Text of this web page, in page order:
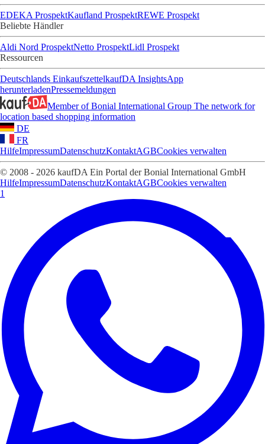
EDEKA ProspektKaufland ProspektREWE Prospekt
Beliebte Händler
Aldi Nord ProspektNetto ProspektLidl Prospekt
Ressourcen
Deutschlands EinkaufszettelkaufDA InsightsApp
herunterladenPressemeldungen
Member of Bonial International Group The network for
location based shopping information
DE
FR
HilfeImpressumDatenschutzKontaktAGBCookies verwalten
© 2008 - 2026 kaufDA Ein Portal der Bonial International GmbH
HilfeImpressumDatenschutzKontaktAGBCookies verwalten
1